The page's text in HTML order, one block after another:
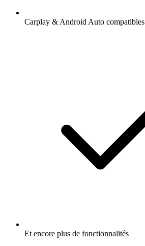
Carplay & Android Auto compatibles
Et encore plus de fonctionnalités